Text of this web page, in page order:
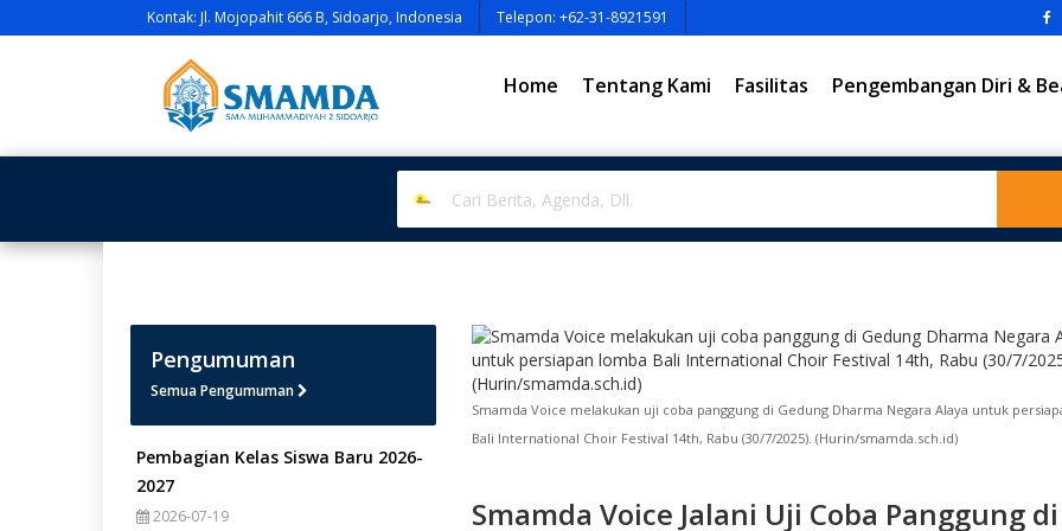
Kontak: Jl. Mojopahit 666 B, Sidoarjo, Indonesia Telepon: +62-31-8921591
Home Tentang Kami Fasilitas Pengembangan Diri &
Pengumuman
Semua Pengumuman
Pembagian Kelas Siswa Baru 2026-
2027
2026-07-19
Smamda Voice melakukan uji coba panggung di Gedung Dharma Negara Alaya untuk
Bali International Choir Festival 14th, Rabu (30/7/2025). (Hurin/smamda.sch.id)
Smamda Voice Jalani Uji Coba Panggung di